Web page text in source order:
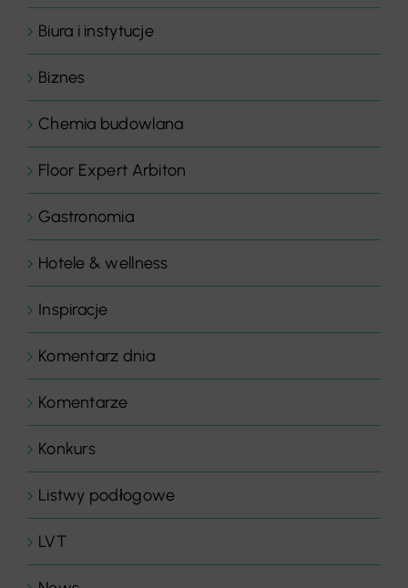
Biura i instytucje
Biznes
Chemia budowlana
Floor Expert Arbiton
Gastronomia
Hotele & wellness
Inspiracje
Komentarz dnia
Komentarze
Konkurs
Listwy podłogowe
LVT